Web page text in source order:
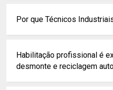
Por que Técnicos
Habilitação profissional é
desmonte e reciclagem